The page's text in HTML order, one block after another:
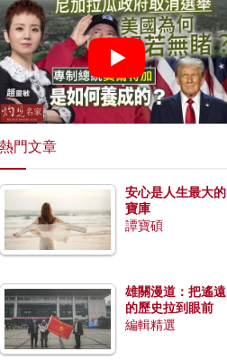
熱門文章
安心是人生最大的
寶庫
譚寶碩
雄關漫道：把遙遠
的歷史拉到眼前
編輯精選